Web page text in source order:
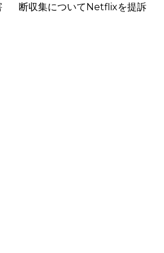
断収集についてNetflixを提訴